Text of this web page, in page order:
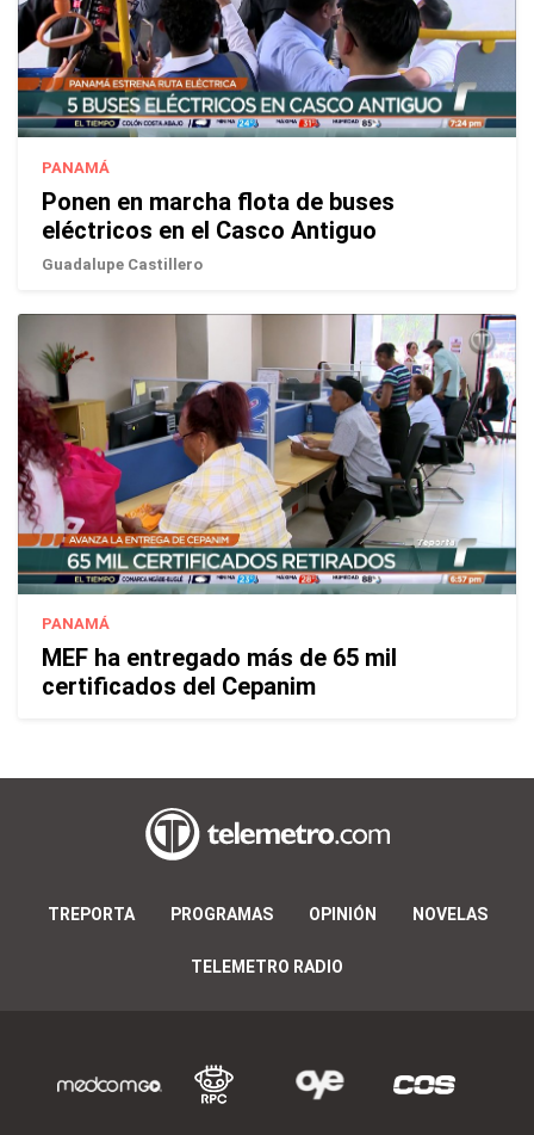
PANAMÁ
Ponen en marcha flota de buses
eléctricos en el Casco Antiguo
Guadalupe Castillero
PANAMÁ
MEF ha entregado más de 65 mil
certificados del Cepanim
TREPORTA PROGRAMAS OPINIÓN NOVELAS
TELEMETRO RADIO